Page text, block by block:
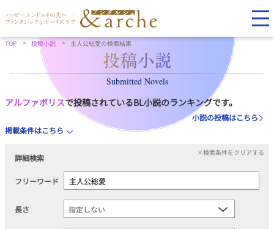
TOP 投稿小説 主人公総愛の検索結果
Submitted Novels
アルファポリスで投稿されているBL小説のランキングです。
小説の投稿はこちら
掲載条件はこちら
詳細検索
×検索条件をクリアする
フリーワード
長さ